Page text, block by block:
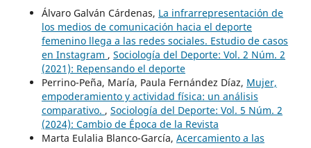
Álvaro Galván Cárdenas, La infrarrepresentación de
los medios de comunicación hacia el deporte
femenino llega a las redes sociales. Estudio de casos
en Instagram , Sociología del Deporte: Vol. 2 Núm. 2
(2021): Repensando el deporte
Perrino-Peña, María, Paula Fernández Díaz, Mujer,
empoderamiento y actividad física: un análisis
comparativo. , Sociología del Deporte: Vol. 5 Núm. 2
(2024): Cambio de Época de la Revista
Marta Eulalia Blanco-García, Acercamiento a las